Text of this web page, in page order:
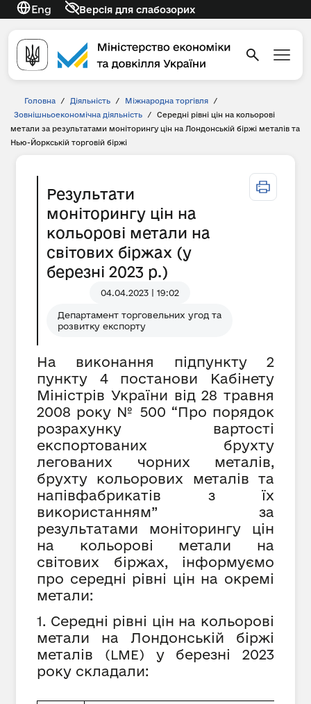
Eng Версія для слабозорих
Головна / Діяльність / Міжнародна торгівля
/
Зовнішньоекономічна діяльність
/
Середні рівні цін на кольорові
метали за результатами моніторингу цін на Лондонській біржі металів та
Нью-Йоркській торговій біржі
Результати
моніторингу цін на
кольорові метали на
світових біржах (у
березні 2023 р.)
04.04.2023 | 19:02
Департамент торговельних угод та
розвитку експорту
На виконання підпункту 2
пункту 4 постанови Кабінету
Міністрів України від 28 травня
2008 року № 500 “Про порядок
розрахунку вартості
експортованих брухту
легованих чорних металів,
брухту кольорових металів та
напівфабрикатів з їх
використанням” за
результатами моніторингу цін
на кольорові метали на
світових біржах, інформуємо
про середні рівні цін на окремі
метали:
1. Середні рівні цін на кольорові
метали на Лондонській біржі
металів
(LME)
у березні 2023
року складали: